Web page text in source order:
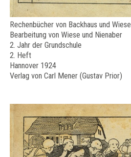
Rechenbücher von Backhaus und Wiese
Bearbeitung von Wiese und Nienaber
2. Jahr der Grundschule
2. Heft
Hannover 1924
Verlag von Carl Mener (Gustav Prior)